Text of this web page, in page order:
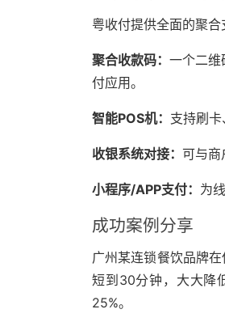
粤收付提供全面的聚合
聚合收款码： 一个二维
付应用。
智能POS机： 支持刷
收银系统对接： 可与商
小程序/APP支付： 为
成功案例分享
广州某连锁餐饮品牌
短到30分钟，大大降
25%。